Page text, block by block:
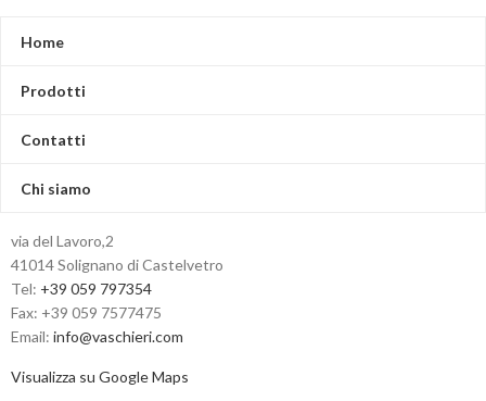
Home
Prodotti
Contatti
Chi siamo
via del Lavoro,2
41014 Solignano di Castelvetro
Tel: +39 059 797354
Fax: +39 059 7577475
Email: info@vaschieri.com
Visualizza su Google Maps